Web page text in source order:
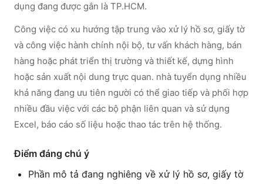
dụng đang được gắn là TP.HCM.
Công việc có xu hướng tập trung vào xử lý hồ sơ, giấy tờ
và công việc hành chính nội bộ, tư vấn khách hàng, bán
hàng hoặc phát triển thị trường và thiết kế, dựng hình
hoặc sản xuất nội dung trực quan. nhà tuyển dụng nhiều
khả năng đang ưu tiên người có thể giao tiếp và phối hợp
nhiều đầu việc với các bộ phận liên quan và sử dụng
Excel, báo cáo số liệu hoặc thao tác trên hệ thống.
Điểm đáng chú ý
Phần mô tả đang nghiêng về xử lý hồ sơ, giấy tờ